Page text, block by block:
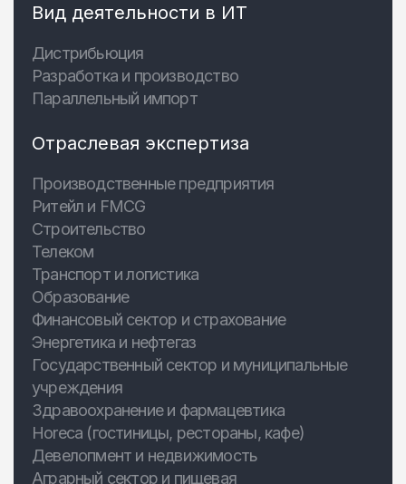
Вид деятельности в ИТ
Дистрибьюция
Разработка и производство
Параллельный импорт
Отраслевая экспертиза
Производственные предприятия
Ритейл и FMCG
Строительство
Телеком
Транспорт и логистика
Образование
Финансовый сектор и страхование
Энергетика и нефтегаз
Государственный сектор и муниципальные
учреждения
Здравоохранение и фармацевтика
Horeca (гостиницы, рестораны, кафе)
Девелопмент и недвижимость
Аграрный сектор и пищевая